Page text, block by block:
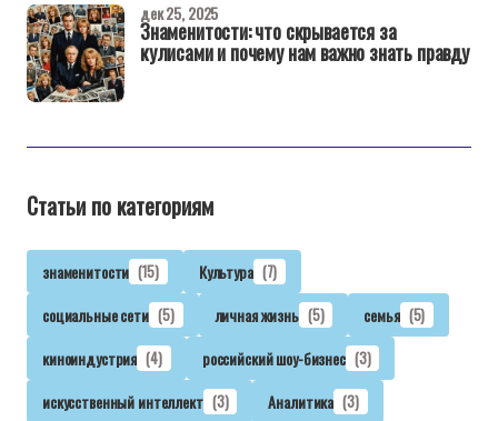
Знаменитости: что скрывается за
кулисами и почему нам важно знать правду
дек 25, 2025
Статьи по категориям
знаменитости (15) Культура (7)
социальные сети (5) личная жизнь (5) семья (5)
киноиндустрия (4) российский шоу-бизнес (3)
искусственный интеллект (3) Аналитика (3)